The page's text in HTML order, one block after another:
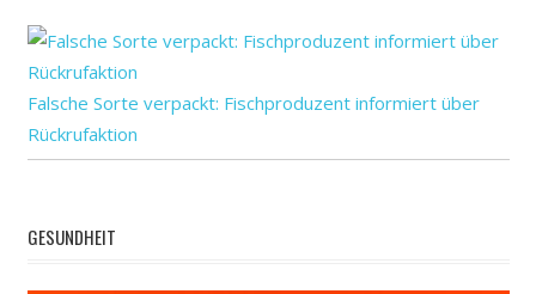
Falsche Sorte verpackt: Fischproduzent informiert über
Rückrufaktion
GESUNDHEIT